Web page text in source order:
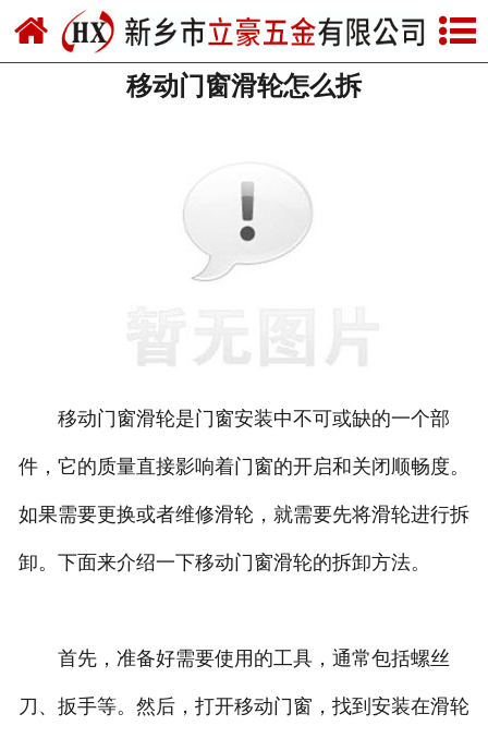
网站首页
关于我们
联系我们
移动门窗滑轮怎么拆
移动门窗滑轮是门窗安装中不可或缺的一个部
件，它的质量直接影响着门窗的开启和关闭顺畅度。
如果需要更换或者维修滑轮，就需要先将滑轮进行拆
卸。下面来介绍一下移动门窗滑轮的拆卸方法。
首先，准备好需要使用的工具，通常包括螺丝
刀、扳手等。然后，打开移动门窗，找到安装在滑轮